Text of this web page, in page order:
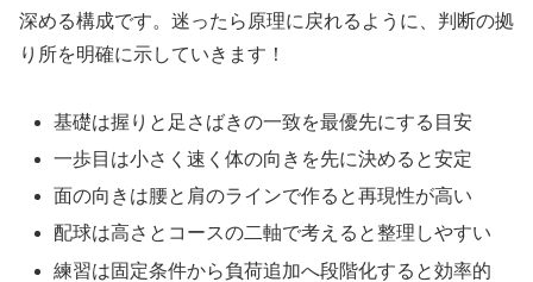
深める構成です。迷ったら原理に戻れるように、判断の拠
り所を明確に示していきます！
基礎は握りと足さばきの一致を最優先にする目安
一歩目は小さく速く体の向きを先に決めると安定
面の向きは腰と肩のラインで作ると再現性が高い
配球は高さとコースの二軸で考えると整理しやすい
練習は固定条件から負荷追加へ段階化すると効率的